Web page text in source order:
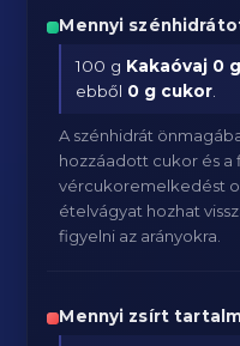
Mennyi
100 g Kakaóvaj 0
ebből 0 g cukor
A szénhidrát
hozzáadott cukor és
vércukoremelkedést
ételvágyat hozhat
figyelni az arányokra.
Mennyi zsírt